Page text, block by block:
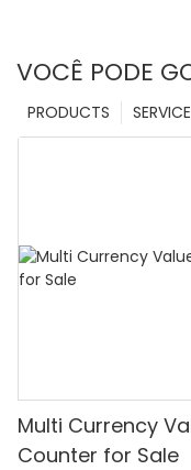
VOCÊ PODE
SERVICE
PRODUCTS
Multi Currency
Counter for Sale